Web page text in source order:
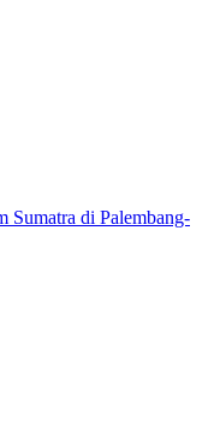
Sumatra di Palembang-